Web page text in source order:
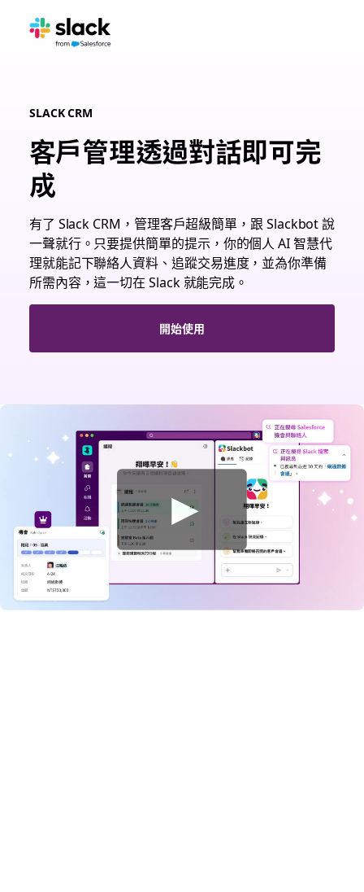
SLACK CRM
客戶管理透過對話即可完
成
有了 Slack CRM，管理客戶超級簡單，跟 Slackbot 說
一聲就行。只要提供簡單的提示，你的個人 AI 智慧代
理就能記下聯絡人資料、追蹤交易進度，並為你準備
所需內容，這一切在 Slack 就能完成。
開始使用
觀
影